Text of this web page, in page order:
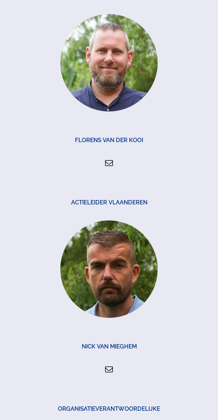
FLORENS VAN DER KOOI
ACTIELEIDER VLAANDEREN
NICK VAN MIEGHEM
ORGANISATIEVERANTWOORDELIJKE